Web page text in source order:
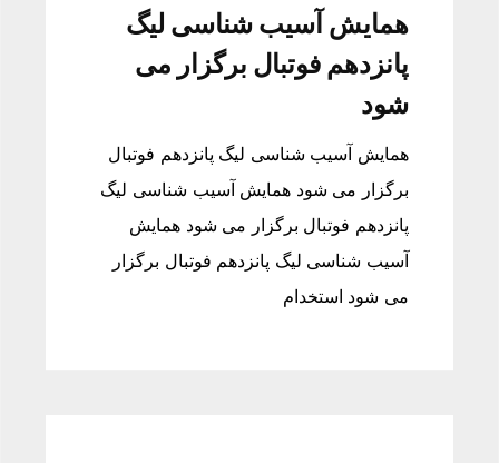
همایش آسیب شناسی لیگ
پانزدهم فوتبال برگزار می
شود
همایش آسیب شناسی لیگ پانزدهم فوتبال
برگزار می شود همایش آسیب شناسی لیگ
پانزدهم فوتبال برگزار می شود همایش
آسیب شناسی لیگ پانزدهم فوتبال برگزار
می شود استخدام